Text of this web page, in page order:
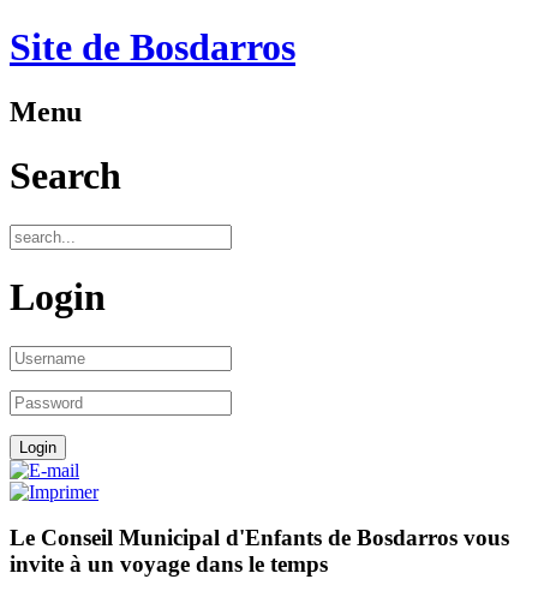
Site de Bosdarros
Menu
Search
Login
Le Conseil Municipal d'Enfants de Bosdarros vous
invite à un voyage dans le temps